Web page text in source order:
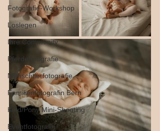
Fotografie-Workshop
Loslegen
Ihre Community
Pferdefotografie
Menschtierfotografie
Familienfotografin Bern
Kind/Pony Mini-Shooting
Eventfotografie